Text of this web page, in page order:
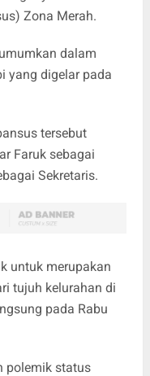
Zona Merah.
dalam
yang digelar pada
tersebut
Faruk sebagai
Sekretaris.
untuk merupakan
tujuh kelurahan di
pada Rabu
polemik status